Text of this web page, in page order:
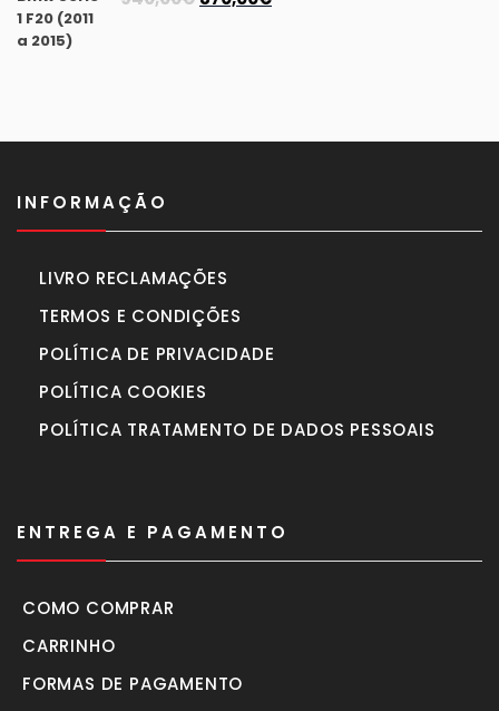
INFORMAÇÃO
LIVRO RECLAMAÇÕES
TERMOS E CONDIÇÕES
POLÍTICA DE PRIVACIDADE
POLÍTICA COOKIES
POLÍTICA TRATAMENTO DE DADOS PESSOAIS
ENTREGA E PAGAMENTO
COMO COMPRAR
CARRINHO
FORMAS DE PAGAMENTO